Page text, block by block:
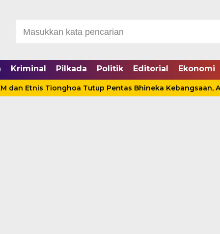
Kriminal Pilkada Politik Editorial Ekonomi
Tionghoa Tutup Pentas Bhineka Kebangsaan, Anwar